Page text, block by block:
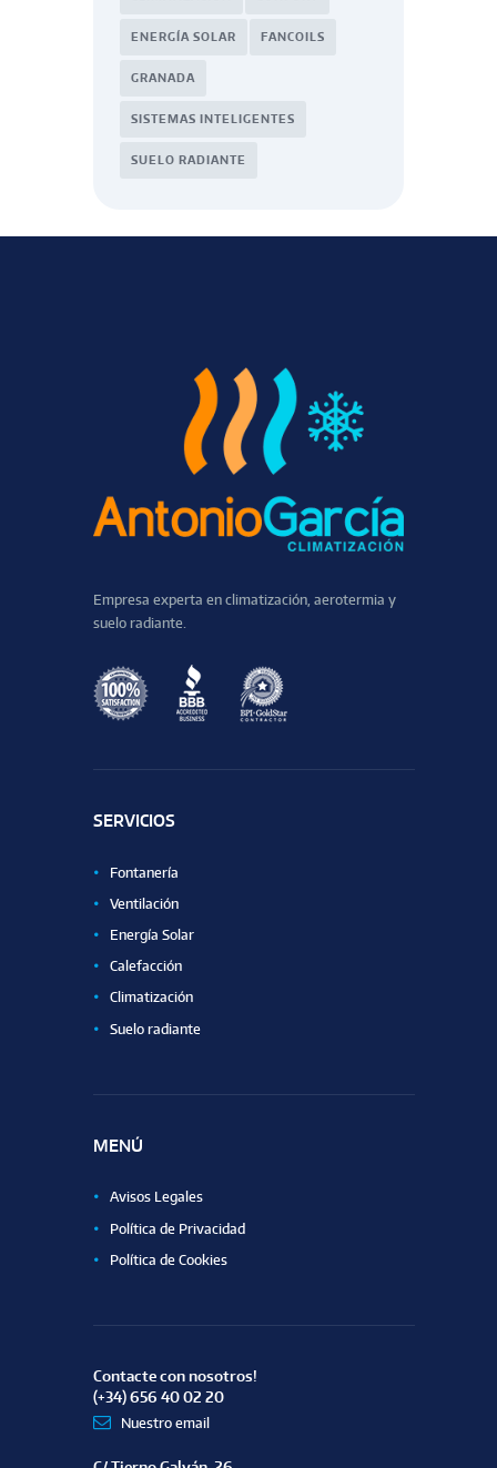
ENERGÍA SOLAR FANCOILS
GRANADA
SISTEMAS INTELIGENTES
SUELO RADIANTE
Empresa experta en climatización, aerotermia y
suelo radiante.
SERVICIOS
Fontanería
Ventilación
Energía Solar
Calefacción
Climatización
Suelo radiante
MENÚ
Avisos Legales
Política de Privacidad
Política de Cookies
Contacte con nosotros!
(+34) 656 40 02 20
Nuestro email